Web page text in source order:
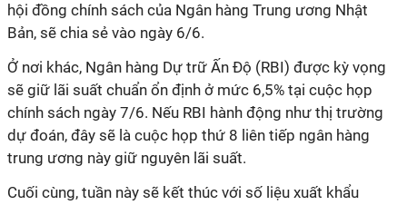
hội đồng chính sách của Ngân hàng Trung ương Nhật
Bản, sẽ chia sẻ vào ngày 6/6.
Ở nơi khác, Ngân hàng Dự trữ Ấn Độ (RBI) được kỳ vọng
sẽ giữ lãi suất chuẩn ổn định ở mức 6,5% tại cuộc họp
chính sách ngày 7/6. Nếu RBI hành động như thị trường
dự đoán, đây sẽ là cuộc họp thứ 8 liên tiếp ngân hàng
trung ương này giữ nguyên lãi suất.
Cuối cùng, tuần này sẽ kết thúc với số liệu xuất khẩu